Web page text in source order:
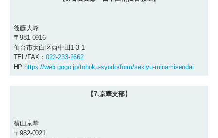
後藤大峰
〒981-0916
仙台市太白区西中田1-3-1
TEL/FAX： 022-233-2662
HP:https://web.gogo.jp/tohoku-syodo/form/sekiyu-minamisendai
【7.京華支部】
横山京華
〒982-0021